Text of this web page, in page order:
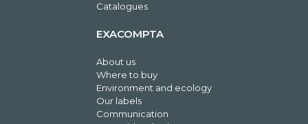
Catalogues
EXACOMPTA
About us
Where to buy
Environment and ecology
Our labels
Communication